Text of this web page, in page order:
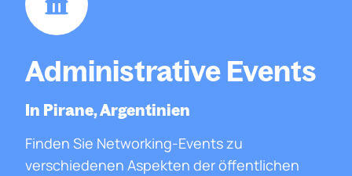
Administrative Events
In Pirane, Argentinien
Finden Sie Networking-Events zu
verschiedenen Aspekten der öffentlichen